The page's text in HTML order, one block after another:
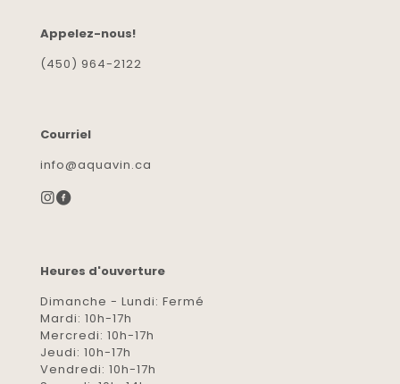
Appelez-nous!
(450) 964-2122
Courriel
info@aquavin.ca
Heures d'ouverture
Dimanche - Lundi: Fermé
Mardi: 10h-17h
Mercredi: 10h-17h
Jeudi: 10h-17h
Vendredi: 10h-17h